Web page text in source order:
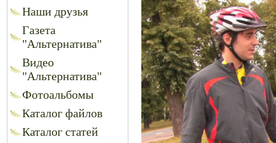
Наши друзья
Газета
"Альтернатива"
Видео
"Альтернатива"
Фотоальбомы
Каталог файлов
Каталог статей